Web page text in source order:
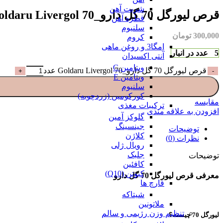
شربت آهن
قطره آهن
سلنیوم
کروم
امگا3 و روغن ماهی
آنتی اکسیدان
ویتامین C
ویتامین E
سلنیوم
کورکومین (زردچوبه)
ترکیبات مغذی
گلوکز آمین
جینسینگ
کلاژن
رویال ژلی
جلبک
کافئین
کیوتن (Q10)
قارچ ها
شیتاکه
ملاتونین
تنظیم وزن رژیمی و سالم
قرص لیورگل 70 گل دارو_Goldaru Livergol 70
300,000 تومان
5 عدد در انبار
قرص لیورگل 70 گل دارو_Goldaru Livergol 70 عدد
مقایسه
افزودن به علاقه مندی
توضیحات
نظرات (0)
توضیحات
معرفی قرص لیورگل 70 گل دارو
لیورگل 70 چیست؟